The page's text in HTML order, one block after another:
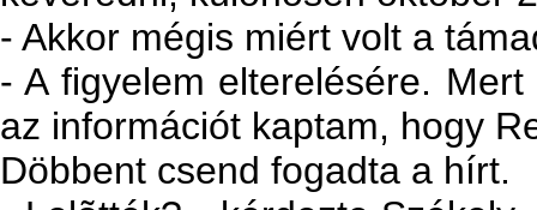
- Akkor mégis miért volt a
- A figyelem elterelésére.
az információt kaptam, hogy
Döbbent csend fogadta a hírt.